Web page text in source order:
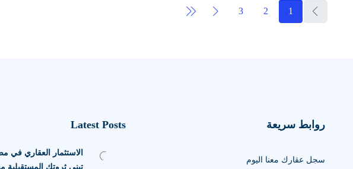
1
2
3
روابط سريعة
سجل عقارك معنا اليوم
Latest Posts
تبني ثروتك المستقبلية